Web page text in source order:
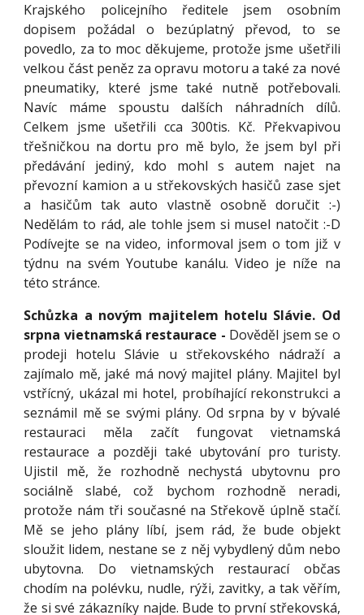
Krajského policejního ředitele jsem osobním
dopisem požádal o bezúplatný převod, to se
povedlo, za to moc děkujeme, protože jsme ušetřili
velkou část peněz za opravu motoru a také za nové
pneumatiky, které jsme také nutně potřebovali.
Navíc máme spoustu dalších náhradních dílů.
Celkem jsme ušetřili cca 300tis. Kč. Překvapivou
třešničkou na dortu pro mě bylo, že jsem byl při
předávání jediný, kdo mohl s autem najet na
převozní kamion a u střekovských hasičů zase sjet
a hasičům tak auto vlastně osobně doručit :-)
Nedělám to rád, ale tohle jsem si musel natočit :-D
Podívejte se na video, informoval jsem o tom již v
týdnu na svém Youtube kanálu. Video je níže na
této stránce.
Schůzka a novým majitelem hotelu Slávie. Od
srpna vietnamská restaurace - Dověděl jsem se o
prodeji hotelu Slávie u střekovského nádraží a
zajímalo mě, jaké má nový majitel plány. Majitel byl
vstřícný, ukázal mi hotel, probíhající rekonstrukci a
seznámil mě se svými plány. Od srpna by v bývalé
restauraci měla začít fungovat vietnamská
restaurace a později také ubytování pro turisty.
Ujistil mě, že rozhodně nechystá ubytovnu pro
sociálně slabé, což bychom rozhodně neradi,
protože nám tři současné na Střekově úplně stačí.
Mě se jeho plány líbí, jsem rád, že bude objekt
sloužit lidem, nestane se z něj vybydlený dům nebo
ubytovna. Do vietnamských restaurací občas
chodím na polévku, nudle, rýži, zavitky, a tak věřím,
že si své zákazníky najde. Bude to první střekovská,